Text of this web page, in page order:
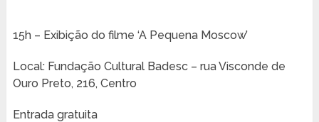
15h – Exibição do filme ‘A Pequena Moscow’
Local: Fundação Cultural Badesc – rua Visconde de
Ouro Preto, 216, Centro
Entrada gratuita